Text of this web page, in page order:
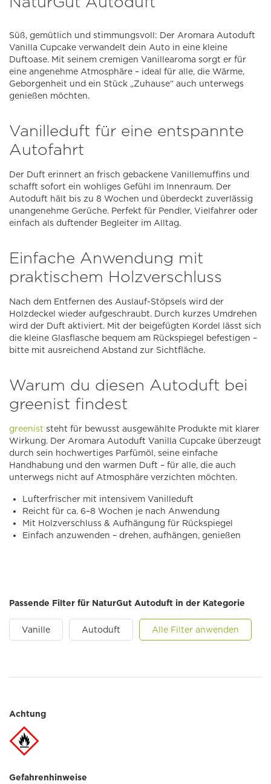
Süß, gemütlich und stimmungsvoll: Der Aromara Autoduft
Vanilla Cupcake verwandelt dein Auto in eine kleine
Duftoase. Mit seinem cremigen Vanillearoma sorgt er für
eine angenehme Atmosphäre – ideal für alle, die Wärme,
Geborgenheit und ein Stück „Zuhause“ auch unterwegs
genießen möchten.
Vanilleduft für eine entspannte
Autofahrt
Der Duft erinnert an frisch gebackene Vanillemuffins und
schafft sofort ein wohliges Gefühl im Innenraum. Der
Autoduft hält bis zu 8 Wochen und überdeckt zuverlässig
unangenehme Gerüche. Perfekt für Pendler, Vielfahrer oder
einfach als duftender Begleiter im Alltag.
Einfache Anwendung mit
praktischem Holzverschluss
Nach dem Entfernen des Auslauf-Stöpsels wird der
Holzdeckel wieder aufgeschraubt. Durch kurzes Umdrehen
wird der Duft aktiviert. Mit der beigefügten Kordel lässt sich
die kleine Glasflasche bequem am Rückspiegel befestigen –
bitte mit ausreichend Abstand zur Sichtfläche.
Warum du diesen Autoduft bei
greenist findest
greenist steht für bewusst ausgewählte Produkte mit klarer
Wirkung. Der Aromara Autoduft Vanilla Cupcake überzeugt
durch sein hochwertiges Parfümöl, seine einfache
Handhabung und den warmen Duft – für alle, die auch
unterwegs nicht auf Atmosphäre verzichten möchten.
Lufterfrischer mit intensivem Vanilleduft
Reicht für ca. 6–8 Wochen je nach Anwendung
Mit Holzverschluss & Aufhängung für Rückspiegel
Einfach anzuwenden – drehen, aufhängen, genießen
Passende Filter für NaturGut Autoduft in der Kategorie
Vanille Autoduft Alle Filter anwenden
Achtung
Gefahrenhinweise